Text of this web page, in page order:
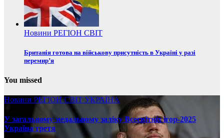
Новини РЕГІОН СВІТ
Британія готова на військову присутність в Україні у разі
перемир’я
You missed
Новини РЕГІОНСВІТ УКРАЇНА
У загальному медальному заліку Всесвітніх ігор-2025
Україна третя